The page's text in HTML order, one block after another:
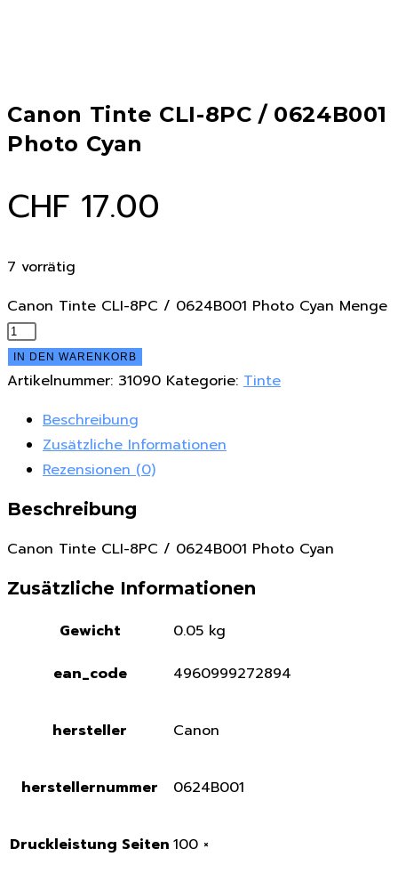
Canon Tinte CLI-8PC / 0624B001
Photo Cyan
CHF 17.00
7 vorrätig
Canon Tinte CLI-8PC / 0624B001 Photo Cyan Menge
IN DEN WARENKORB
Artikelnummer: 31090 Kategorie: Tinte
Beschreibung
Zusätzliche Informationen
Rezensionen (0)
Beschreibung
Canon Tinte CLI-8PC / 0624B001 Photo Cyan
Zusätzliche Informationen
Gewicht
0.05 kg
ean_code
4960999272894
hersteller Canon
herstellernummer 0624B001
Druckleistung Seiten 100 ×